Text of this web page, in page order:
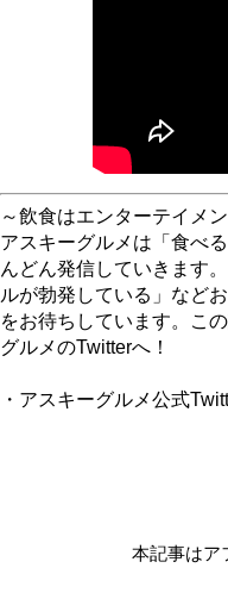
～飲食はエンターテイメ
アスキーグルメは「食べ
んどん発信していきます
ルが勃発している」など
をお待ちしています。こ
グルメのTwitterへ！
・アスキーグルメ公式
本記事はア